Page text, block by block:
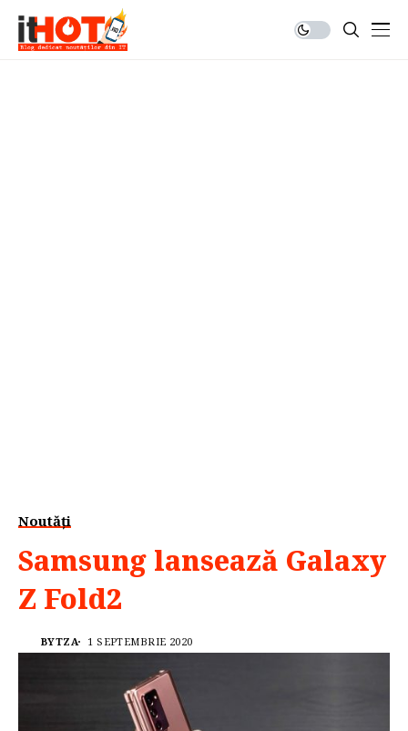
Noutăți
Samsung lansează Galaxy
Z Fold2
BYTZA 1 SEPTEMBRIE 2020